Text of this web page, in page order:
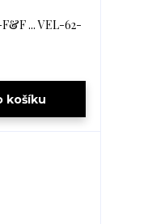
... VEL-62-
košíku